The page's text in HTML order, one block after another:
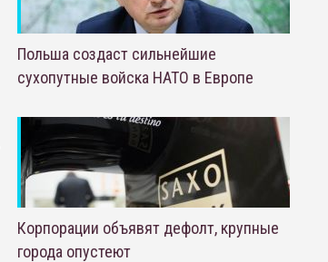
Польша создаст сильнейшие
сухопутные войска НАТО в Европе
Корпорации объявят дефолт, крупные
города опустеют